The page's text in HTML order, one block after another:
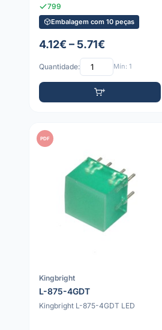
799
Embalagem com 10 peças
4.12€ – 5.71€
Quantidade: Mín: 1
PDF
Kingbright
L-875-4GDT
Kingbright L-875-4GDT LED